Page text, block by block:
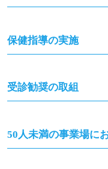
保健指導の実施
受診勧奨の取組
50人未満の事業場に